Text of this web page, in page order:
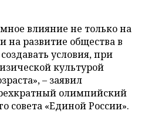
влияние не только на
на развитие общества в
условия, при
культурой
– заявил
олимпийский
совета «Единой России».